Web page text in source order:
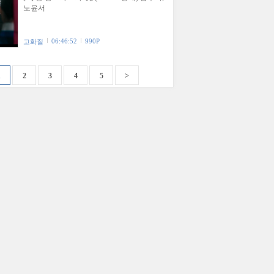
노윤서
고화질 06:46:52 990P
2 3 4 5 >